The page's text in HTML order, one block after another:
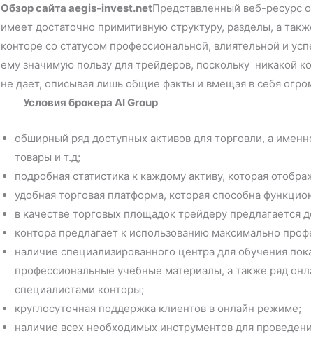
Обзор сайта aegis-invest.netПредставленный веб-ресурс
имеет достаточно примитивную структуру, разделы, а
конторе со статусом профессиональной, влиятельной и
ему значимую пользу для трейдеров, поскольку никакой
не дает, описывая лишь общие факты и вмещая в себя
Условия брокера AI Group
обширный ряд доступных активов для торговли, а
товары и т.д;
подробная статистика к каждому активу, которая
удобная торговая платформа, которая способна
в качестве торговых площадок трейдеру
контора предлагает к использованию максимально
наличие специализированного центра для обучения
профессиональные учебные материалы, а также ряд
специалистами конторы;
круглосуточная поддержка клиентов в онлайн режиме;
наличие всех необходимых инструментов для